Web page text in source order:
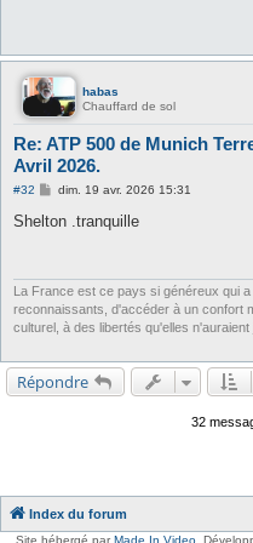
habas
Chauffard de sol
Re: ATP 500 de Munich
Avril 2026.
#32
M
s
dim. 19 avr. 2026 15:31
Shelton .tranquille
La France est ce pays si généreux qui
reconnaissants, d'accéder à un confort
culturel, à des libertés qu'elles n'auraient
Répondre
32
Index du forum
Site hébergé parMade In Video